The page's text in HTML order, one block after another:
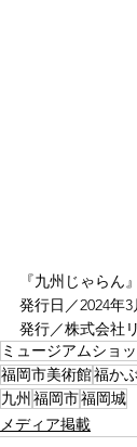
『九州じゃらん
発行日／2024年3
発行／株式会社
ミュージアムショ
福岡市美術館福か
九州福岡市福岡城
メディア掲載